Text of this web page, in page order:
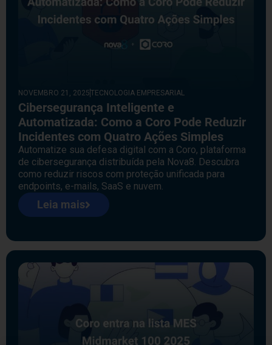
NOVEMBRO 21, 2025TECNOLOGIA EMPRESARIAL
Cibersegurança Inteligente e
Automatizada: Como a Coro Pode Reduzir
Incidentes com Quatro Ações Simples
Automatize sua defesa digital com a Coro, plataforma
de cibersegurança distribuída pela Nova8. Descubra
como reduzir riscos com proteção unificada para
endpoints, e-mails, SaaS e nuvem.
Leia mais